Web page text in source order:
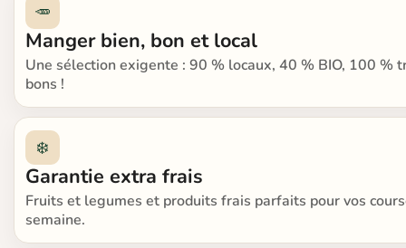
🥕
Manger bien, bon et local
Une sélection exigente : 90 % locaux, 40 % BIO, 100 %
bons !
❄️
Garantie extra frais
Fruits et legumes et produits frais parfaits pour vos
semaine.